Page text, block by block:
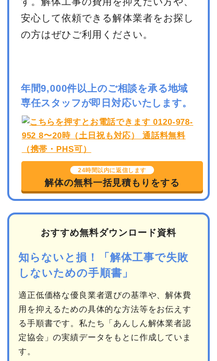
安心して依頼できる解体業者をお探し
の方はぜひご利用ください。
年間9,000件以上のご相談を承る地域
専任スタッフが即日対応いたします。
24時間以内に返信します
解体の無料一括見積もりをする
おすすめ無料ダウンロード資料
知らないと損！「解体工事で失敗
しないための手順書」
適正低価格な優良業者選びの基準や、解体費
用を抑えるための具体的な方法等をお伝えす
る手順書です。私たち「あんしん解体業者認
定協会」の実績データをもとに作成していま
す。